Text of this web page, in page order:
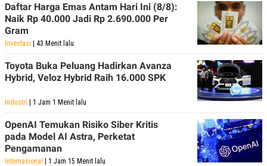
Daftar Harga Emas Antam Hari Ini (8/8):
Naik Rp 40.000 Jadi Rp 2.690.000 Per
Gram
Investasi | 43 Menit lalu
Toyota Buka Peluang Hadirkan Avanza
Hybrid, Veloz Hybrid Raih 16.000 SPK
Industri | 1 Jam 1 Menit lalu
OpenAI Temukan Risiko Siber Kritis
pada Model AI Astra, Perketat
Pengamanan
Internasional | 1 Jam 15 Menit lalu